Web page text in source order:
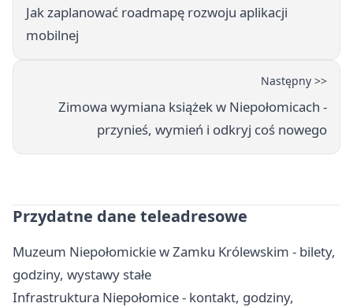
Jak zaplanować roadmapę rozwoju aplikacji
mobilnej
Następny >>
Zimowa wymiana książek w Niepołomicach -
przynieś, wymień i odkryj coś nowego
Przydatne dane teleadresowe
Muzeum Niepołomickie w Zamku Królewskim - bilety,
godziny, wystawy stałe
Infrastruktura Niepołomice - kontakt, godziny,